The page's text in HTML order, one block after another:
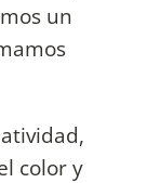
un
color y